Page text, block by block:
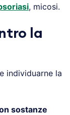
, micosi.
la
individuarne la
sostanze